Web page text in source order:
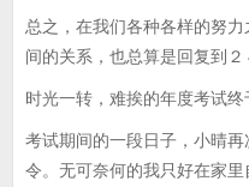
总之，在我们各种各样的努
间的关系，也总算是回复到２
时光一转，难挨的年度考试终
考试期间的一段日子，小晴再
令。无可奈何的我只好在家